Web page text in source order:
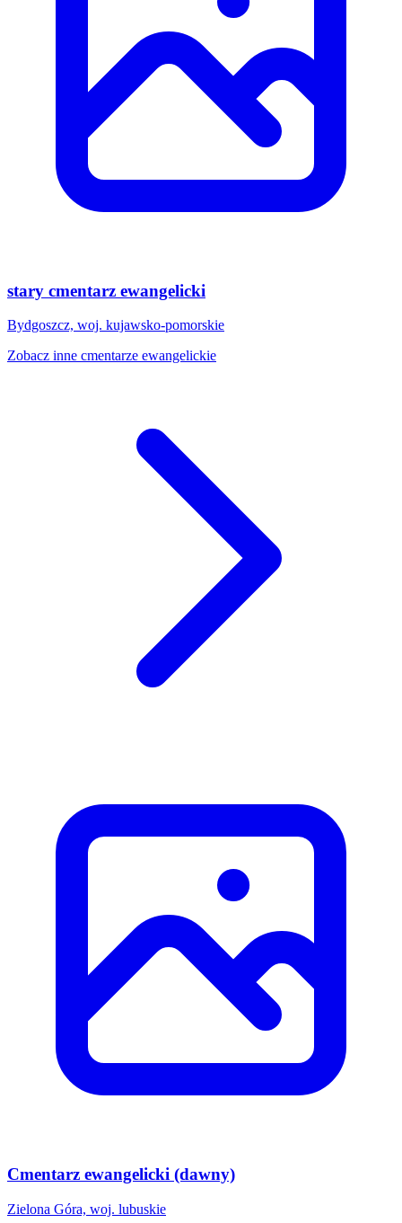
stary cmentarz ewangelicki
Bydgoszcz, woj. kujawsko-pomorskie
Zobacz inne cmentarze ewangelickie
Cmentarz ewangelicki (dawny)
Zielona Góra, woj. lubuskie